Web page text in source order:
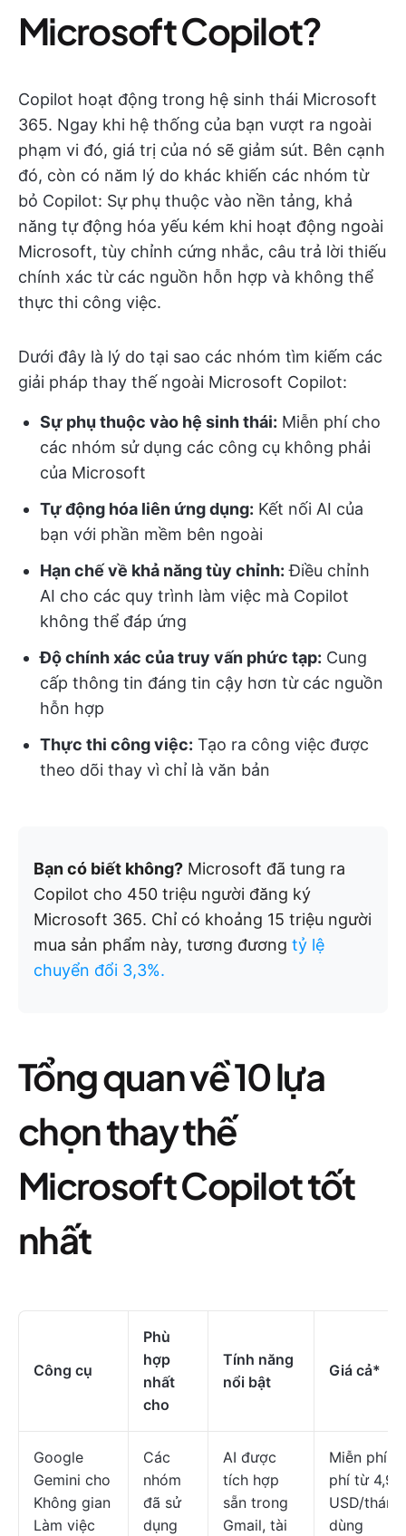
Microsoft Copilot?
Copilot hoạt động trong hệ sinh thái Microsoft
365. Ngay khi hệ thống của bạn vượt ra ngoài
phạm vi đó, giá trị của nó sẽ giảm sút. Bên cạnh
đó, còn có năm lý do khác khiến các nhóm từ
bỏ Copilot: Sự phụ thuộc vào nền tảng, khả
năng tự động hóa yếu kém khi hoạt động ngoài
Microsoft, tùy chỉnh cứng nhắc, câu trả lời thiếu
chính xác từ các nguồn hỗn hợp và không thể
thực thi công việc.
Dưới đây là lý do tại sao các nhóm tìm kiếm các
giải pháp thay thế ngoài Microsoft Copilot:
Sự phụ thuộc vào hệ sinh thái: Miễn phí cho
các nhóm sử dụng các công cụ không phải
của Microsoft
Tự động hóa liên ứng dụng: Kết nối AI của
bạn với phần mềm bên ngoài
Hạn chế về khả năng tùy chỉnh: Điều chỉnh
AI cho các quy trình làm việc mà Copilot
không thể đáp ứng
Độ chính xác của truy vấn phức tạp: Cung
cấp thông tin đáng tin cậy hơn từ các nguồn
hỗn hợp
Thực thi công việc: Tạo ra công việc được
theo dõi thay vì chỉ là văn bản
Bạn có biết không? Microsoft đã tung ra
Copilot cho 450 triệu người đăng ký
Microsoft 365. Chỉ có khoảng 15 triệu người
mua sản phẩm này, tương đương tỷ lệ
chuyển đổi 3,3%.
Tổng quan về 10 lựa
chọn thay thế
Microsoft Copilot tốt
nhất
Công cụ
Phù
hợp
nhất
cho
Tính năng
nổi bật
Giá cả*
Google
Gemini cho
Không gian
Làm việc
Các
nhóm
đã sử
dụng
AI được
tích hợp
sẵn trong
Gmail, tài
Miễn phí;
phí từ 4,99
USD/
dùng